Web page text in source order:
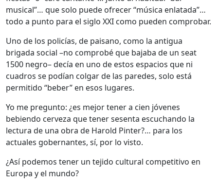
musical”… que solo puede ofrecer “música enlatada”…
todo a punto para el siglo XXI como pueden comprobar.
Uno de los policías, de paisano, como la antigua
brigada social –no comprobé que bajaba de un seat
1500 negro– decía en uno de estos espacios que ni
cuadros se podían colgar de las paredes, solo está
permitido “beber” en esos lugares.
Yo me pregunto: ¿es mejor tener a cien jóvenes
bebiendo cerveza que tener sesenta escuchando la
lectura de una obra de Harold Pinter?… para los
actuales gobernantes, sí, por lo visto.
¿Así podemos tener un tejido cultural competitivo en
Europa y el mundo?